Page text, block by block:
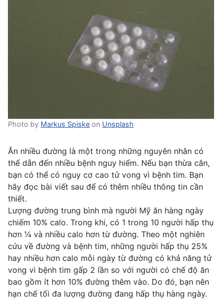
Photo by Markus Spiske on Unsplash
Ăn nhiều đường là một trong những nguyên nhân có
thể dẫn đến nhiều bệnh nguy hiểm. Nếu bạn thừa cân,
bạn có thể có nguy cơ cao tử vong vì bệnh tim. Bạn
hãy đọc bài viết sau để có thêm nhiều thông tin cần
thiết.
Lượng đường trung bình mà người Mỹ ăn hàng ngày
chiếm 10% calo. Trong khi, có 1 trong 10 người hấp thụ
hơn ¼ và nhiều calo hơn từ đường. Theo một nghiên
cứu về đường và bệnh tim, những người hấp thụ 25%
hay nhiều hơn calo mỗi ngày từ đường có khả năng tử
vong vì bệnh tim gấp 2 lần so với người có chế độ ăn
bao gồm ít hơn 10% đường thêm vào. Do đó, bạn nên
hạn chế tối đa lượng đường đang hấp thụ hàng ngày.